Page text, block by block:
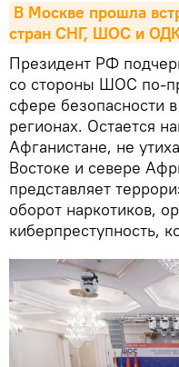
В Москве прошла
стран СНГ, ШОС и
Президент РФ
со стороны ШОС по-
сфере безопасности
регионах. Остается
Афганистане, не
Востоке и севере
представляет
оборот наркотиков,
киберпреступность,